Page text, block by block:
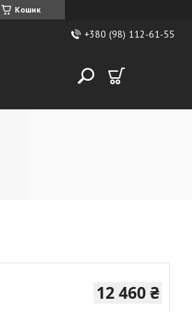
Кошик
+380 (98) 112-61-55
12 460 ₴